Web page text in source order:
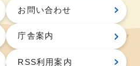
お問い合わせ
庁舎案内
RSS利用案内